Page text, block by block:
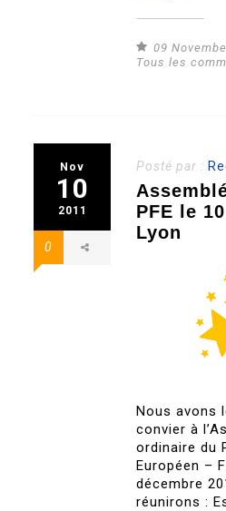
09
Tous les
Nov
10
2011
0
Posté par :
PFE le
Lyon
Nous avons
convier à
ordinaire du
Européen –
décembre
réunirons :